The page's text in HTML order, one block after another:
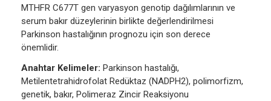
MTHFR C677T gen varyasyon genotip dağılımlarının ve
serum bakır düzeylerinin birlikte değerlendirilmesi
Parkinson hastalığının prognozu için son derece
önemlidir.
Anahtar Kelimeler: Parkinson hastalığı,
Metilentetrahidrofolat Redüktaz (NADPH2), polimorfizm,
genetik, bakır, Polimeraz Zincir Reaksiyonu